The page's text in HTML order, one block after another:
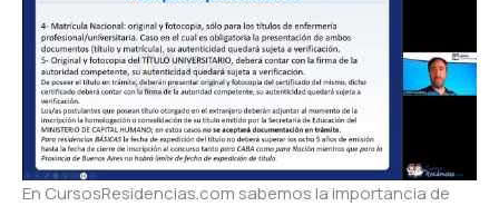
En CursosResidencias.com sabemos la importancia de